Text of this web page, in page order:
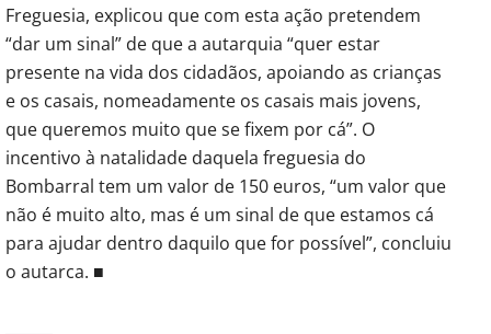
Freguesia, explicou que com esta ação pretendem
“dar um sinal” de que a autarquia “quer estar
presente na vida dos cidadãos, apoiando as crianças
e os casais, nomeadamente os casais mais jovens,
que queremos muito que se fixem por cá”. O
incentivo à natalidade daquela freguesia do
Bombarral tem um valor de 150 euros, “um valor que
não é muito alto, mas é um sinal de que estamos cá
para ajudar dentro daquilo que for possível”, concluiu
o autarca. ■